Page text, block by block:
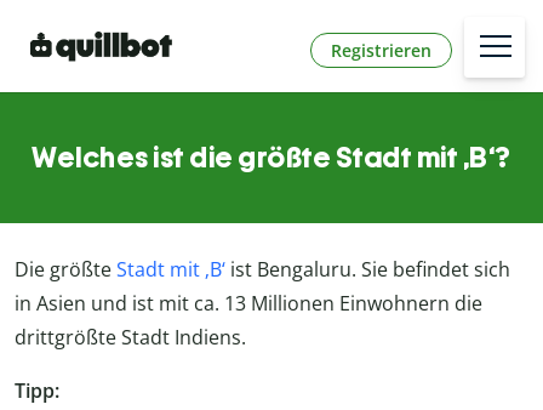
Registrieren
Welches ist die größte Stadt mit ‚B‘?
Die größteStadt mit ‚B‘ ist Bengaluru. Sie befindet sich
in Asien und ist mit ca. 13 Millionen Einwohnern die
drittgrößte Stadt Indiens.
Tipp: